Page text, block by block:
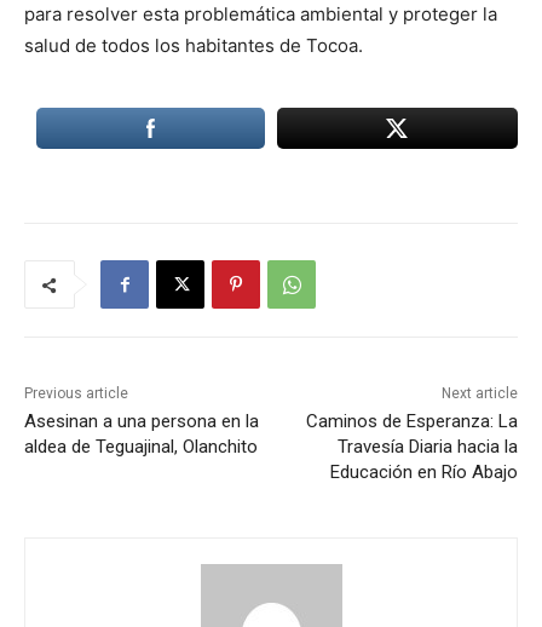
para resolver esta problemática ambiental y proteger la
salud de todos los habitantes de Tocoa.
Previous article
Asesinan a una persona en la
aldea de Teguajinal, Olanchito
Next article
Caminos de Esperanza: La
Travesía Diaria hacia la
Educación en Río Abajo